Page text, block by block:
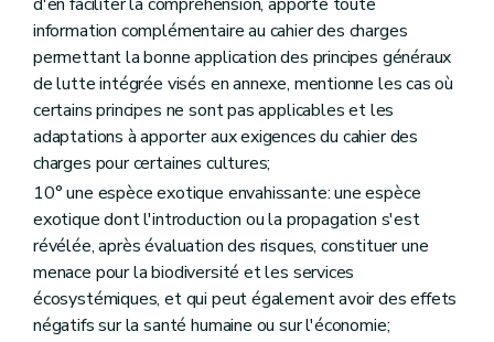
information complémentaire au cahier des charges
permettant la bonne application des principes généraux
de lutte intégrée visés en annexe, mentionne les cas où
certains principes ne sont pas applicables et les
adaptations à apporter aux exigences du cahier des
charges pour certaines cultures;
10° une espèce exotique envahissante: une espèce
exotique dont l'introduction ou la propagation s'est
révélée, après évaluation des risques, constituer une
menace pour la biodiversité et les services
écosystémiques, et qui peut également avoir des effets
négatifs sur la santé humaine ou sur l'économie;